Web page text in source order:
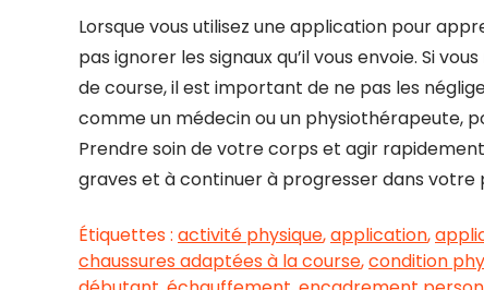
Lorsque vous utilisez une application pour
pas ignorer les signaux qu’il vous envoie. Si
de course, il est important de ne pas les
comme un médecin ou un physiothérapeute,
Prendre soin de votre corps et agir
graves et à continuer à progresser dans
Étiquettes : activité physique,application,
chaussures adaptées à la course,condition